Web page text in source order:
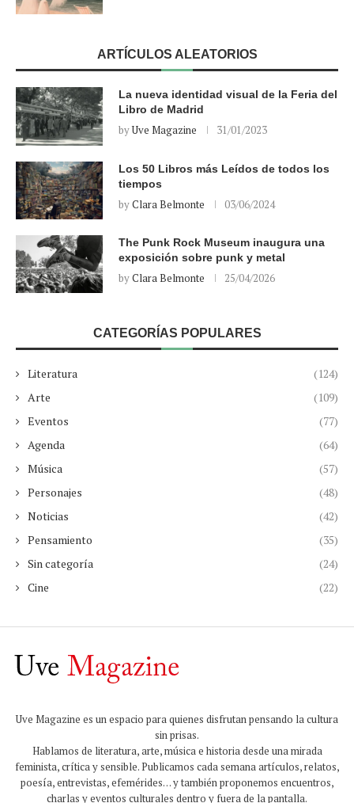
ARTÍCULOS ALEATORIOS
La nueva identidad visual de la Feria del
Libro de Madrid
byUve Magazine 31/01/2023
Los 50 Libros más Leídos de todos los
tiempos
byClara Belmonte 03/06/2024
The Punk Rock Museum inaugura una
exposición sobre punk y metal
byClara Belmonte 25/04/2026
CATEGORÍAS POPULARES
Literatura
(124)
Arte
(109)
Eventos
(77)
Agenda
(64)
Música
(57)
Personajes
(48)
Noticias
(42)
Pensamiento
(35)
Sin categoría
(24)
Cine
(22)
Uve Magazine es un espacio para quienes disfrutan pensando la cultura
sin prisas.
Hablamos de literatura, arte, música e historia desde una mirada
feminista, crítica y sensible. Publicamos cada semana artículos, relatos,
poesía, entrevistas, efemérides… y también proponemos encuentros,
charlas y eventos culturales dentro y fuera de la pantalla.